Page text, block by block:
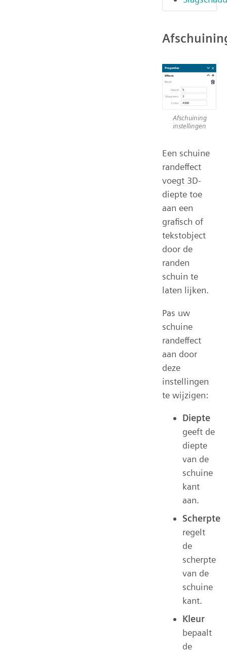
Afschuining
instellingen
Een schuine
randeffect
voegt 3D-
diepte toe
aan een
grafisch of
tekstobject
door de
randen
schuin te
laten lijken.
Pas uw
schuine
randeffect
aan door
deze
instellingen
te wijzigen:
Diepte
geeft de
diepte
van de
schuine
kant
aan.
Scherpte
regelt
de
scherpte
van de
schuine
kant.
Kleur
bepaalt
de